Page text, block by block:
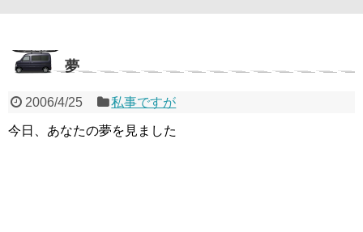
夢
2006/4/25 私事ですが
今日、あなたの夢を見ました